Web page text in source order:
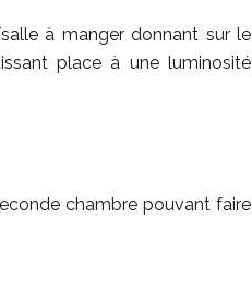
à manger donnant sur le
place à une luminosité
chambre pouvant faire